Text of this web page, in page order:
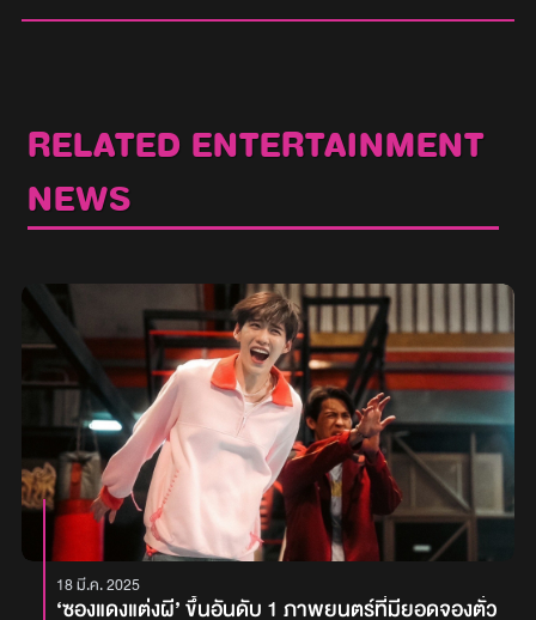
RELATED ENTERTAINMENT
NEWS
18 มี.ค. 2025
‘ซองแดงแต่งผี’ ขึ้นอันดับ 1 ภาพยนตร์ที่มียอดจองตั๋ว